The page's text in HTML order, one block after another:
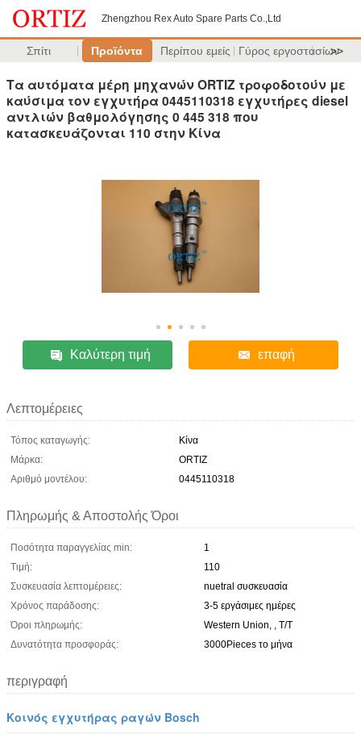
Zhengzhou Rex Auto Spare Parts Co.,Ltd
Σπίτι Προϊόντα Περίπου εμείς Γύρος εργοστασίων
>>
Τα αυτόματα μέρη μηχανών ORTIZ τροφοδοτούν με
καύσιμα τον εγχυτήρα 0445110318 εγχυτήρες diesel
αντλιών βαθμολόγησης 0 445 318 που
κατασκευάζονται 110 στην Κίνα
Καλύτερη τιμή επαφή
Λεπτομέρειες
Τόπος καταγωγής:
Κίνα
Μάρκα:
ORTIZ
Αριθμό μοντέλου:
0445110318
Πληρωμής & Αποστολής Όροι
Ποσότητα παραγγελίας min:
1
Τιμή:
110
Συσκευασία λεπτομέρειες:
nuetral συσκευασία
Χρόνος παράδοσης:
3-5 εργάσιμες ημέρες
Όροι πληρωμής:
Western Union, , T/T
Δυνατότητα προσφοράς:
3000Pieces το μήνα
περιγραφή
Κοινός εγχυτήρας ραγών Bosch